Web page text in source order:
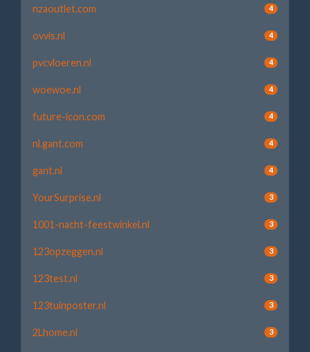
nzaoutlet.com 4
ovvis.nl 4
pvcvloeren.nl 4
woewoe.nl 4
future-icon.com 4
nl.gant.com 4
gant.nl 4
YourSurprise.nl 3
1001-nacht-feestwinkel.nl 3
123opzeggen.nl 3
123test.nl 3
123tuinposter.nl 3
2Lhome.nl 3